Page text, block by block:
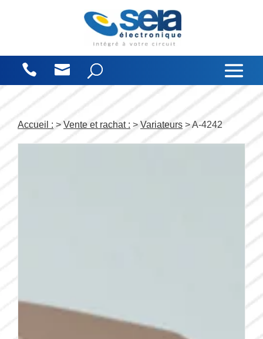
Accueil : > Vente et rachat : >Variateurs > A-4242